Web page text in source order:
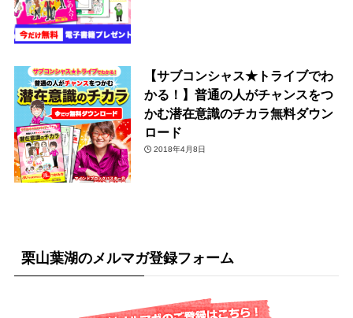
【サブコンシャス★トライブでわ
かる！】普通の人がチャンスをつ
かむ潜在意識のチカラ無料ダウン
ロード
2018年4月8日
栗山葉湖のメルマガ登録フォーム